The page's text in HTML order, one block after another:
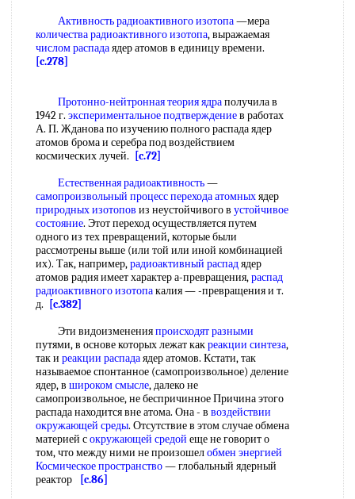
Активность радиоактивного изотопа—мера
количества радиоактивного изотопа, выражаемая
числом распадаядер атомов в единицу времени.
[c.278]
Протонно-нейтронная теория ядраполучила в
1942 г. экспериментальное подтверждениев работах
А. П. Жданова по изучению полного распада ядер
атомов брома и серебра под воздействием
космических лучей.
[c.72]
Естественная радиоактивность—
самопроизвольный процессперехода атомныхядер
природных изотопов из неустойчивого в устойчивое
состояние. Этот переход осуществляется путем
одного из тех превращений, которые были
рассмотрены выше (или той или иной комбинацией
их). Так, например,радиоактивный распадядер
атомов радия имеет характер а-превращения,распад
радиоактивного изотопакалия — -превращения и т.
д.
[c.382]
Эти видоизмененияпроисходят разными
путями, в основе которых лежат какреакции синтеза,
так и реакции распадаядер атомов. Кстати, так
называемое спонтанное (самопроизвольное) деление
ядер, в широком смысле, далеко не
самопроизвольное, не беспричинное Причина этого
распада находится вне атома. Она - в воздействии
окружающей среды. Отсутствие в этом случае обмена
материей сокружающей средой еще не говорит о
том, что между ними не произошелобмен энергией
Космическое пространство— глобальный ядерный
реактор
[c.86]